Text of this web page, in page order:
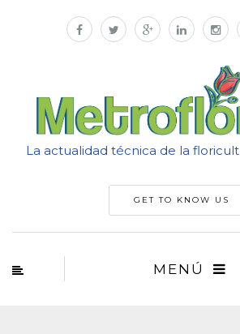
La actualidad técnica de la
GET TO KNOW US
MENÚ